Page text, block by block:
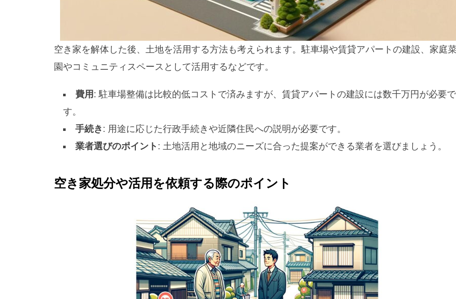
空き家を解体した後、土地を活用する方法も考えられます。駐車場や賃貸アパートの建設、家庭
園やコミュニティスペースとして活用するなどです。
費用 : 駐車場整備は比較的低コストで済みますが、賃貸アパートの建設には数千万円が必要で
す。
手続き : 用途に応じた行政手続きや近隣住民への説明が必要です。
業者選びのポイント : 土地活用と地域のニーズに合った提案ができる業者を選びましょう。
空き家処分や活用を依頼する際のポイント